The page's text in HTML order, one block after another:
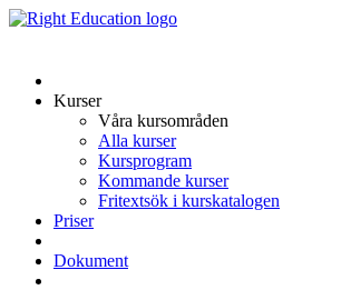
Kurser
Våra kursområden
Alla kurser
Kursprogram
Kommande kurser
Fritextsök i kurskatalogen
Priser
Dokument